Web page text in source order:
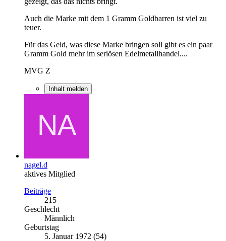
Auch die Marke mit dem 1 Gramm Goldbarren ist viel zu
teuer.
Für das Geld, was diese Marke bringen soll gibt es ein paar
Gramm Gold mehr im seriösen Edelmetallhandel....
MVG Z
Inhalt melden
nagel.d
aktives Mitglied
Beiträge
215
Geschlecht
Männlich
Geburtstag
5. Januar 1972 (54)